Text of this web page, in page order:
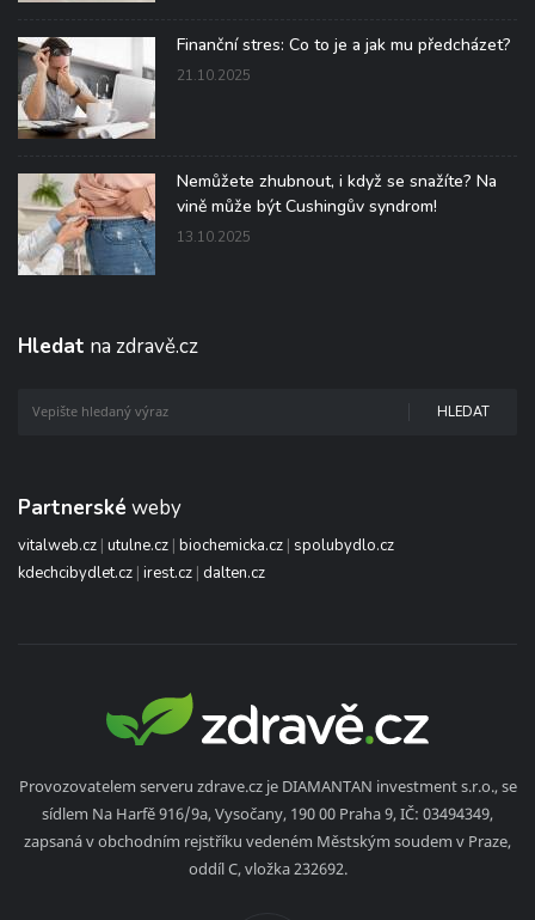
Finanční stres: Co to je a jak mu předcházet?
21.10.2025
Nemůžete zhubnout, i když se snažíte? Na
vině může být Cushingův syndrom!
13.10.2025
Hledat na zdravě.cz
HLEDAT
Partnerské weby
vitalweb.cz | utulne.cz | biochemicka.cz | spolubydlo.cz
kdechcibydlet.cz | irest.cz | dalten.cz
Provozovatelem serveru zdrave.cz je DIAMANTAN investment s.r.o., se
sídlem Na Harfě 916/9a, Vysočany, 190 00 Praha 9, IČ: 03494349,
zapsaná v obchodním rejstříku vedeném Městským soudem v Praze,
oddíl C, vložka 232692.